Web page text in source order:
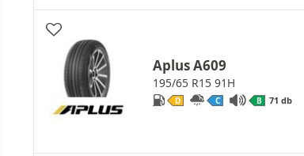
Aplus A609
195/65 R15 91H
D C B 71 db